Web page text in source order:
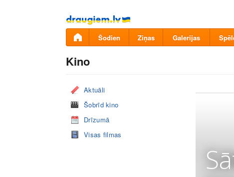
Pāriet
uz
saturu
Šodien Ziņas Galerijas
Kino
Aktuāli
Šobrīd kino
Drīzumā
Visas filmas